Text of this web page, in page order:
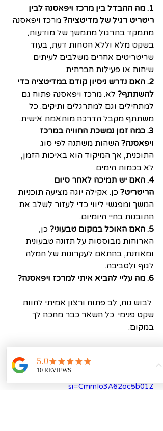
1. מה ההבדל בין מרכז ויפאסנה לבין
ריטריט רגיל של מדיטציה? מרכז ויפאסנה
מתמקד בתרגול מתמשך של מודעות,
בשקט מלא וללא הסחות דעת, בעוד
שריטריטים אחרים משלבים לעיתים
שיחות או פעילות חברתית.
2. האם נדרש ניסיון קודם במדיטציה כדי
להשתתף? לא. מרכז ויפאסנה פתוח גם
למתחילים וגם למתרגלים ותיקים. כל
משתתף מקבל הדרכה מותאמת אישית.
3. כמה זמן נמשכת החוויה במרכז
ויפאסנה? השהות משתנה לפי סוג
התוכנית, אך המיקוד הוא באיכות הזמן,
לא בכמות הימים.
4. האם יש תמיכה לאחר סיום
הריטריט? כן. אקילה יוגה מציעה תוכניות
המשך ומפגשי ליווי כדי לעזור לשלב את
התובנות בחיי היומיום.
5. האם האוכל במקום טבעוני?
כן,
הארוחות מבוססות על תזונה טבעונית
ומאוזנת, בהתאם לעקרונות של חמלה
לגוף ולסביבה.
6. מה עליי להביא איתי למרכז ויפאסנה?
לבוש נוח, לב פתוח ורצון אמיתי לחוות
שקט פנימי. כל השאר כבר מחכה לך
במקום.
si=CmmIo3A62oc5b01Z